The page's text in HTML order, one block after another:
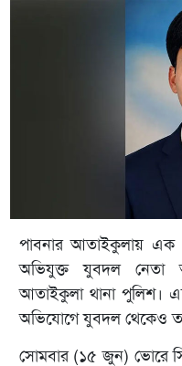
পাবনার আতাইকুলায় এক
অভিযুক্ত যুবদল নেতা
আতাইকুলা থানা পুলিশ।
অভিযোগে যুবদল থেকেও
সোমবার (১৫ জুন) ভোরে